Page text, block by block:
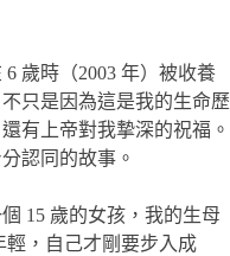
歲時（2003 年）被收養
只是因為這是我的生命歷
有上帝對我摯深的祝福。
認同的故事。
15 歲的女孩，我的生母
，自己才剛要步入成